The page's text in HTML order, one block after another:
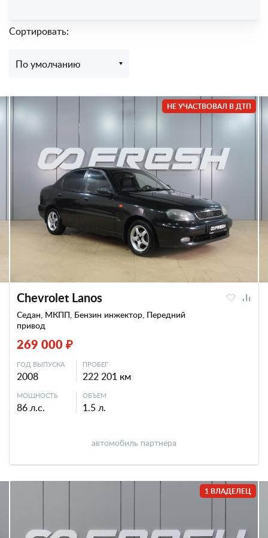
Сортировать:
По умолчанию
НЕ УЧАСТВОВАЛ В ДТП
Chevrolet Lanos
Седан, МКПП, Бензин инжектор, Передний
привод
269 000 ₽
ГОД ВЫПУСКА
2008
ПРОБЕГ
222 201 км
МОЩНОСТЬ
86 л.с.
ОБЪЕМ
1.5 л.
автомобиль партнера
1 ВЛАДЕЛЕЦ